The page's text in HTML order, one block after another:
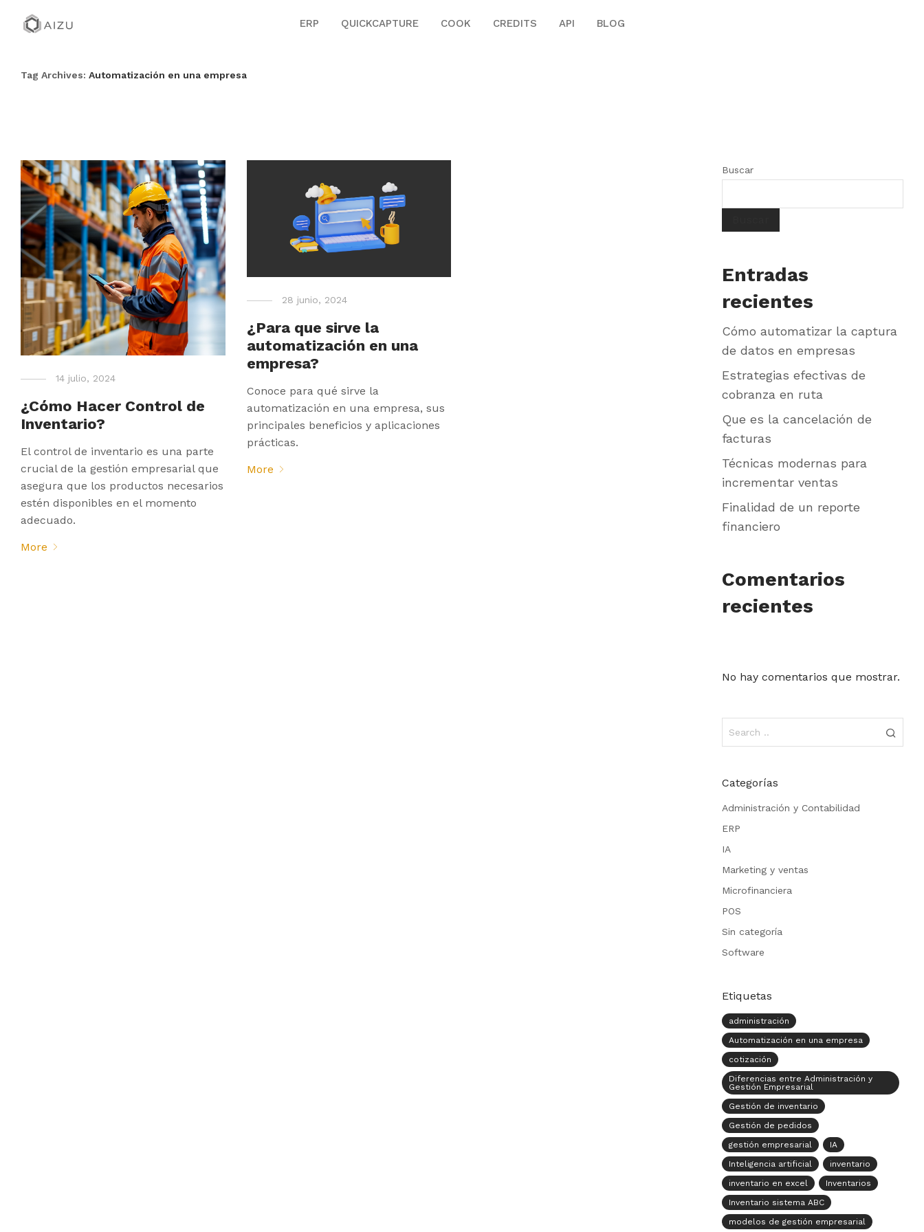
ERP QUICKCAPTURE COOK CREDITS API BLOG
Tag Archives: Automatización en una empresa
14 julio, 2024
¿Cómo Hacer Control de
Inventario?
El control de inventario es una parte
crucial de la gestión empresarial que
asegura que los productos necesarios
estén disponibles en el momento
adecuado.
More
28 junio, 2024
¿Para que sirve la
automatización en una
empresa?
Conoce para qué sirve la
automatización en una empresa, sus
principales beneficios y aplicaciones
prácticas.
More
Buscar
Entradas
recientes
Cómo automatizar la captura
de datos en empresas
Estrategias efectivas de
cobranza en ruta
Que es la cancelación de
facturas
Técnicas modernas para
incrementar ventas
Finalidad de un reporte
financiero
Comentarios
recientes
No hay comentarios que mostrar.
Categorías
Administración y Contabilidad
ERP
IA
Marketing y ventas
Microfinanciera
POS
Sin categoría
Software
Etiquetas
administración
Automatización en una empresa
cotización
Diferencias entre Administración y
Gestión Empresarial
Gestión de inventario
Gestión de pedidos
gestión empresarial
IA
Inteligencia artificial
inventario
inventario en excel
Inventarios
Inventario sistema ABC
modelos de gestión empresarial